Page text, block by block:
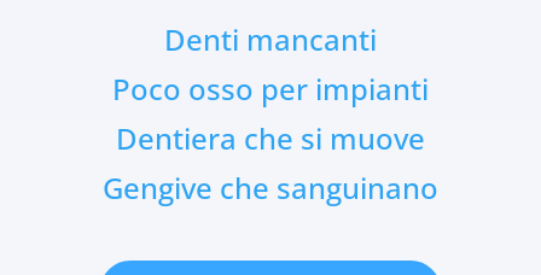
Denti mancanti
Poco osso per impianti
Dentiera che si muove
Gengive che sanguinano